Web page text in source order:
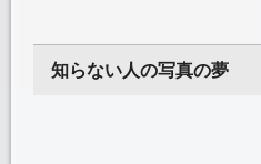
知らない人の写真の夢